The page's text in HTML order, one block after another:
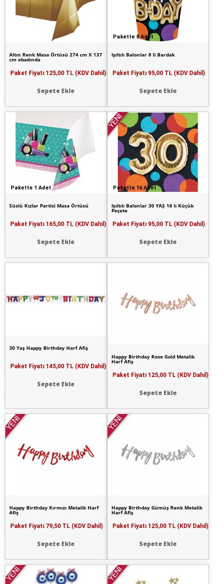
Altın Renk Masa Örtüsü 274 cm X 137
cm ebadında
Paket Fiyatı 125,00 TL (KDV Dahil)
Sepete Ekle
Pakette 8 Adet
Işıltılı Balonlar 8 li Bardak
Paket Fiyatı 95,00 TL (KDV Dahil)
Sepete Ekle
Pakette 1 Adet
Süslü Kızlar Partisi Masa Örtüsü
Paket Fiyatı 165,00 TL (KDV Dahil)
Sepete Ekle
Pakette 16 Adet
YENİ
Işıltılı Balonlar 30 YAŞ 16 lı Küçük
Peçete
Paket Fiyatı 95,00 TL (KDV Dahil)
Sepete Ekle
30 Yaş Happy Birthday Harf Afiş
Paket Fiyatı 145,00 TL (KDV Dahil)
Sepete Ekle
Happy Birthday Rose Gold Metalik
Harf Afiş
Paket Fiyatı 125,00 TL (KDV Dahil)
Sepete Ekle
YENİ
Happy Birthday Kırmızı Metalik Harf
Afiş
Paket Fiyatı 79,50 TL (KDV Dahil)
Sepete Ekle
YENİ
Happy Birthday Gümüş Renk Metalik
Harf Afiş
Paket Fiyatı 125,00 TL (KDV Dahil)
Sepete Ekle
YENİ YENİ